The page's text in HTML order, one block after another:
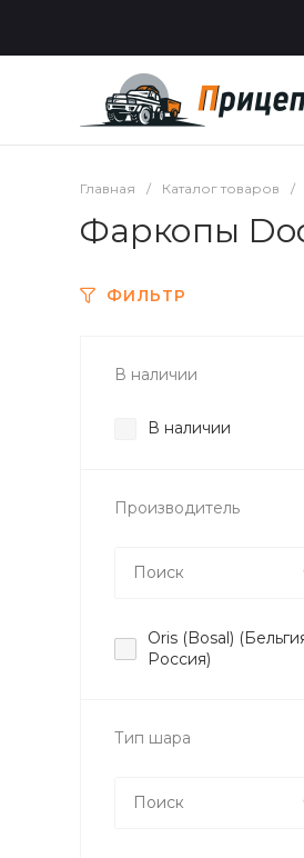
Главная / Каталог товаров /
Фаркопы
ФИЛЬТР
В наличии
В наличии
Производитель
Oris (Bosal)
Россия)
Тип шара